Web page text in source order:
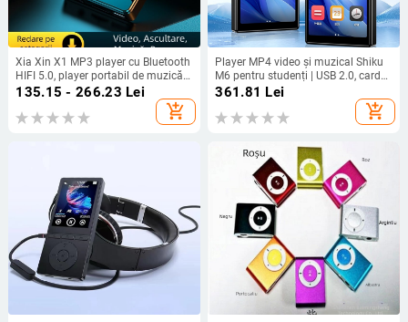
Xia Xin X1 MP3 player cu Bluetooth
HIFI 5.0, player portabil de muzică
cu funcții de învățare și înregistrare
135.15 - 266.23 Lei
add_shopping_cart
Player MP4 video și muzical Shiku
M6 pentru studenți | USB 2.0, card
TF, control tactil + buton, suport
MP3/WMA/OGG/FLAC/APE audio,
video MPEG-4/FLV/RM/RMVB
361.81 Lei
add_shopping_cart